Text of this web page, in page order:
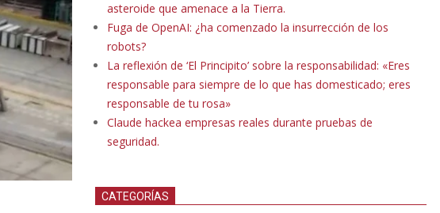
asteroide que amenace a la Tierra.
Fuga de OpenAI: ¿ha comenzado la insurrección de los
robots?
La reflexión de ‘El Principito’ sobre la responsabilidad: «Eres
responsable para siempre de lo que has domesticado; eres
responsable de tu rosa»
Claude hackea empresas reales durante pruebas de
seguridad.
CATEGORÍAS